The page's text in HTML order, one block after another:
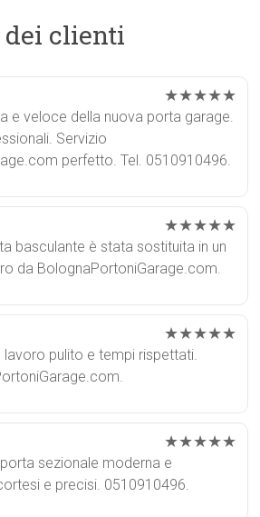
dei clienti
★★★★★
e veloce della nuova porta garage.
Servizio
perfetto. Tel. 0510910496.
★★★★★
basculante è stata sostituita in un
da BolognaPortoniGarage.com.
★★★★★
lavoro pulito e tempi rispettati.
★★★★★
sezionale moderna e
e precisi. 0510910496.